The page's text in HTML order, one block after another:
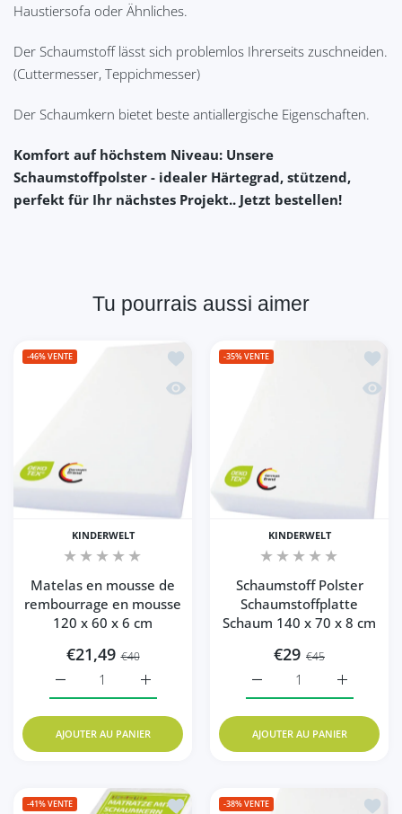
Haustiersofa oder Ähnliches.
Der Schaumstoff lässt sich problemlos Ihrerseits zuschneiden.
(Cuttermesser, Teppichmesser)
Der Schaumkern bietet beste antiallergische Eigenschaften.
Komfort auf höchstem Niveau: Unsere
Schaumstoffpolster - idealer Härtegrad, stützend,
perfekt für Ihr nächstes Projekt.. Jetzt bestellen!
Tu pourrais aussi aimer
-46%VENTE
Ajouter à la liste de souhaits Matelas
Aperçu rapide Matelas en mousse de
KINDERWELT
Matelas en mousse de
rembourrage en mousse
120 x 60 x 6 cm
€21,49 €40
Augmenter la quantité de Matelas en
Augmenter la quantité de Matelas en mousse de
AJOUTER AU PANIER
-35%VENTE
KINDERWELT
Schaumstoff Polster
Schaumstoffplatte
Schaum 140 x 70 x 8 cm
€29 €45
Augmenter la quantité
AJOUTER AU PANIER
-41%VENTE
Ajouter à la liste de souhaits Baby
-38%VENTE